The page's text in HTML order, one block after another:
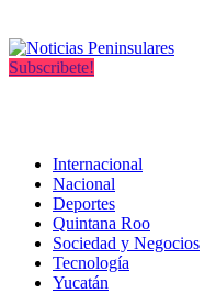
Subscribete!
Internacional
Nacional
Deportes
Quintana Roo
Sociedad y Negocios
Tecnología
Yucatán